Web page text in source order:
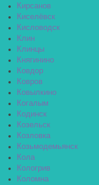
Кирсанов
Киселёвск
Кисловодск
Клин
Клинцы
Княгинино
Ковдор
Ковров
Ковылкино
Когалым
Кодинск
Козельск
Козловка
Козьмодемьянск
Кола
Кологрив
Коломна